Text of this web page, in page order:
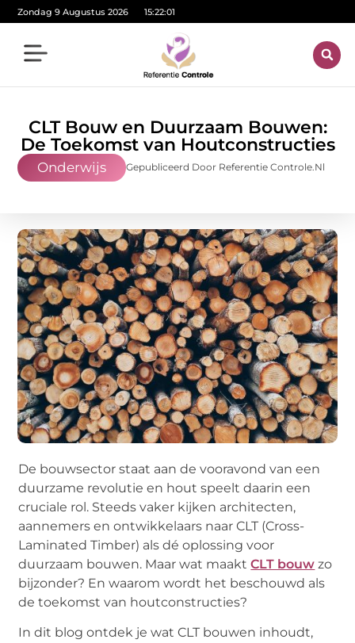
Zondag 9 Augustus 2026 15:22:01
CLT Bouw en Duurzaam Bouwen:
De Toekomst van Houtconstructies
Onderwijs Gepubliceerd Door Referentie Controle.nl
De bouwsector staat aan de vooravond van een
duurzame revolutie en hout speelt daarin een
cruciale rol. Steeds vaker kijken architecten,
aannemers en ontwikkelaars naar CLT (Cross-
Laminated Timber) als dé oplossing voor
duurzaam bouwen. Maar wat maakt CLT bouw zo
bijzonder? En waarom wordt het beschouwd als
de toekomst van houtconstructies?
In dit blog ontdek je wat CLT bouwen inhoudt,